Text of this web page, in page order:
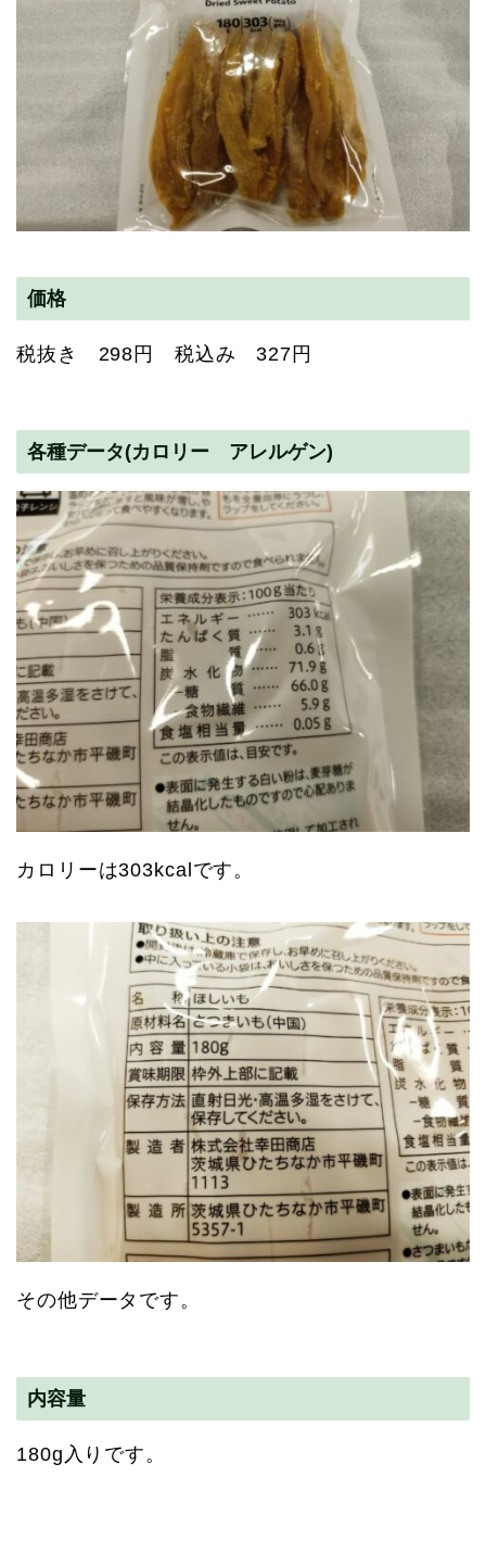
価格
税抜き 298円 税込み 327円
各種データ(カロリー アレルゲン)
カロリーは303kcalです。
その他データです。
内容量
180g入りです。